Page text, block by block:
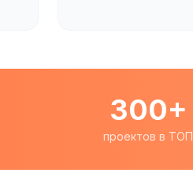
300+
проектов в ТОП